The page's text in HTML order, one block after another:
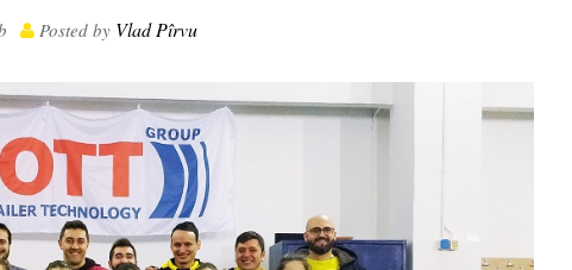
Posted by Vlad Pîrvu